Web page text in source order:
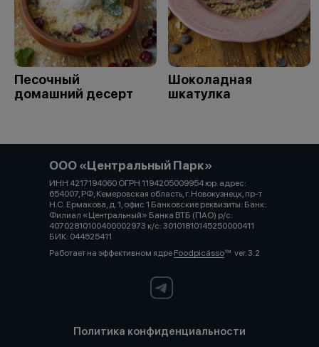
Песочный
домашний десерт
Шоколадная
шкатулка
ООО «Центральный Парк»
ИНН 4217194060 ОГРН 1194205009954 юр. адрес:
654007, РФ, Кемеровская область, г. Новокузнецк, пр-т
Н.С. Ермакова, д. 1, офис 1 Банковские реквизиты: Банк:
Филиал «Центральный» Банка ВТБ (ПАО) р/с:
40702810100400002973 к/с: 30101810145250000411
БИК: 044525411
Работает на эффективном ядре Foodpicássover. 3.2
Политика конфиденциальности